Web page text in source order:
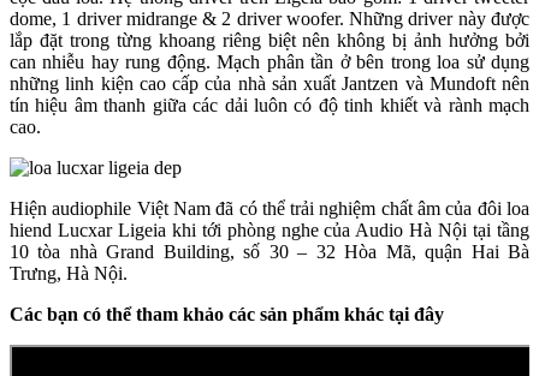
dome, 1 driver midrange & 2 driver woofer. Những driver này được
lắp đặt trong từng khoang riêng biệt nên không bị ảnh hưởng bởi
can nhiễu hay rung động. Mạch phân tần ở bên trong loa sử dụng
những linh kiện cao cấp của nhà sản xuất Jantzen và Mundoft nên
tín hiệu âm thanh giữa các dải luôn có độ tinh khiết và rành mạch
cao.
Hiện audiophile Việt Nam đã có thể trải nghiệm chất âm của đôi loa
hiend Lucxar Ligeia khi tới phòng nghe của Audio Hà Nội tại tầng
10 tòa nhà Grand Building, số 30 – 32 Hòa Mã, quận Hai Bà
Trưng, Hà Nội.
Các bạn có thể tham khảo các sản phẩm khác tại đây